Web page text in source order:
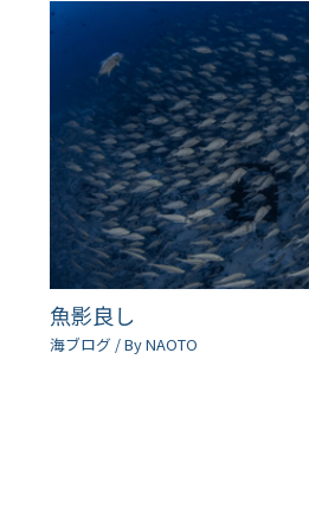
魚影良し
海ブログ / ByNAOTO